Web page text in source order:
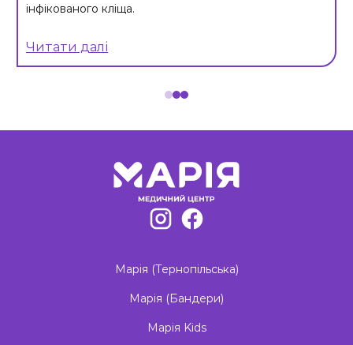
інфікованого кліща.
Читати далі
1
Марія (Тернопільська)
Марія (Бандери)
Марія Kids